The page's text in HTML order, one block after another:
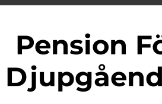
Pension Företag: En